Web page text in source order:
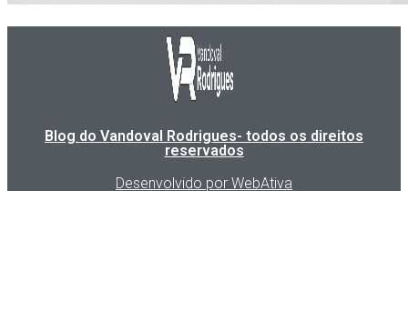
Blog do Vandoval Rodrigues- todos os direitos
reservados
Desenvolvido por WebAtiva